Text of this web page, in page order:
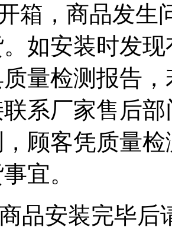
箱，商品发生
如安装时发
量检测报告
系厂家售后
，顾客凭质量
宜。
品安装完毕后